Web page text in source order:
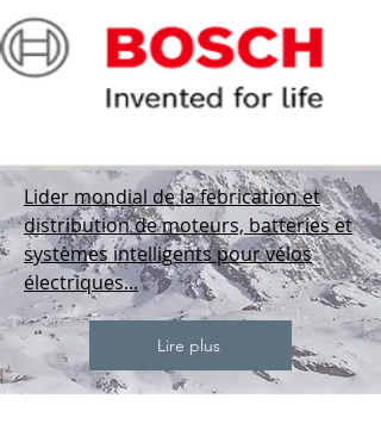
Lider mondial de la febrication et
distribution de moteurs, batteries et
systèmes intelligents pour vélos
électriques...
Lire plus